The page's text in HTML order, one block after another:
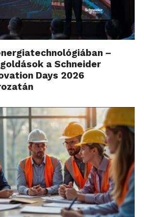
–
a Schneider
Days 2026